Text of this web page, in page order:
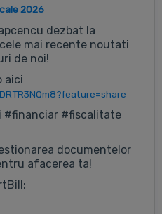
2026
dezbat la
mai recente noutati
de noi!
aici
#fiscalitate
documentelor
afacerea ta!